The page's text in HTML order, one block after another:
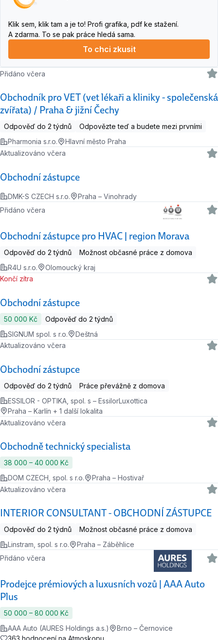
Klik sem, klik tam a je to! Profi grafika, pdf ke stažení.
A zdarma. To se pak práce hledá sama.
To chci zkusit
Obchodník pro VET (vet lékaři a kliniky - společenská
zvířata) / Praha & jižní Čechy
Přidáno včera
Odpověď do 2 týdnů
Odpovězte teď a budete mezi prvními
Pharmonia s.r.o.
Hlavní město Praha
Obchodní zástupce
Aktualizováno včera
DMK-S CZECH s.r.o. Praha – Vinohrady
Obchodní zástupce pro HVAC | region Morava
Přidáno včera
Odpověď do 2 týdnů
Možnost občasné práce z domova
R4U s.r.o.
Olomoucký kraj
Obchodní zástupce
Končí zítra
50 000 Kč
Odpověď do 2 týdnů
SIGNUM spol. s r.o.
Deštná
Obchodní zástupce
Aktualizováno včera
Odpověď do 2 týdnů
Práce převážně z domova
ESSILOR - OPTIKA, spol. s – EssilorLuxottica
Praha – Karlín + 1 další lokalita
Obchodně technický specialista
Aktualizováno včera
38 000 ‍–‍ 40 000 Kč
DOM CZECH, spol. s r.o.
Praha – Hostivař
INTERIOR CONSULTANT - OBCHODNÍ ZÁSTUPCE
Aktualizováno včera
Odpověď do 2 týdnů
Možnost občasné práce z domova
Linstram, spol. s r.o.
Praha – Záběhlice
Prodejce prémiových a luxusních vozů | AAA Auto
Plus
Přidáno včera
50 000 ‍–‍ 80 000 Kč
AAA Auto (AURES Holdings a.s.)
Brno – Černovice